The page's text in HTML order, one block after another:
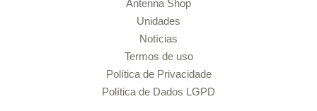
Antenna Shop
Unidades
Notícias
Termos de uso
Política de Privacidade
Política de Dados LGPD